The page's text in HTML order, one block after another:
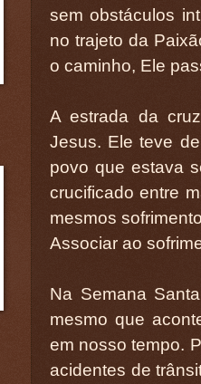
sem obstáculos
no trajeto da
o caminho, Ele
A estrada da
Jesus. Ele teve
povo que estava
crucificado entre
mesmos
Associar ao
Na Semana
mesmo que
em nosso tempo.
acidentes de